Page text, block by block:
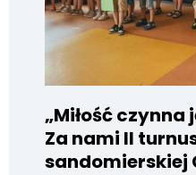
„Miłość
Za nami II
sandomierskiej